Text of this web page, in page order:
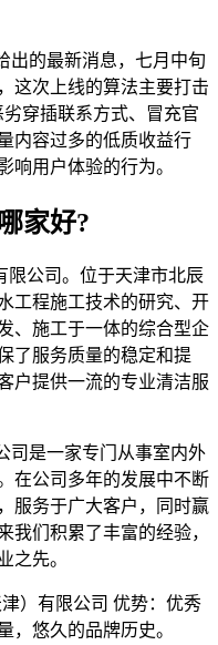
出的最新消息，七月中旬
这次上线的算法主要打击
穿插联系方式、冒充官
内容过多的低质收益行
响用户体验的行为。
家好?
限公司。位于天津市北辰
工程施工技术的研究、开
、施工于一体的综合型企
了服务质量的稳定和提
户提供一流的专业清洁服
司是一家专门从事室内外
在公司多年的发展中不断
服务于广大客户，同时赢
我们积累了丰富的经验，
之先。
津）有限公司 优势：优秀
，悠久的品牌历史。